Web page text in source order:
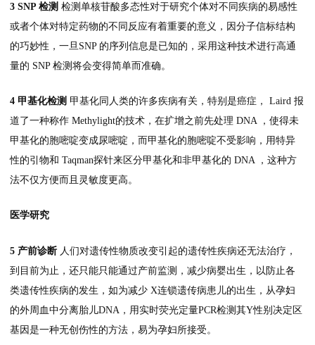
3 SNP 检测 检测单核苷酸多态性对于研究个体对不同疾病的易感性
或者个体对特定药物的不同反应有着重要的意义，因分子信标结构
的巧妙性，一旦SNP 的序列信息是已知的，采用这种技术进行高通
量的 SNP 检测将会变得简单而准确。
4 甲基化检测 甲基化同人类的许多疾病有关，特别是癌症， Laird 报
道了一种称作 Methylight的技术，在扩增之前先处理 DNA ，使得未
甲基化的胞嘧啶变成尿嘧啶，而甲基化的胞嘧啶不受影响，用特异
性的引物和 Taqman探针来区分甲基化和非甲基化的 DNA ，这种方
法不仅方便而且灵敏度更高。
医学研究
5 产前诊断 人们对遗传性物质改变引起的遗传性疾病还无法治疗，
到目前为止，还只能只能通过产前监测，减少病婴出生，以防止各
类遗传性疾病的发生，如为减少 X连锁遗传病患儿的出生，从孕妇
的外周血中分离胎儿DNA，用实时荧光定量PCR检测其Y性别决定区
基因是一种无创伤性的方法，易为孕妇所接受。